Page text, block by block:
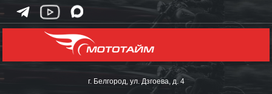
г. Белгород, ул. Дзгоева, д. 4